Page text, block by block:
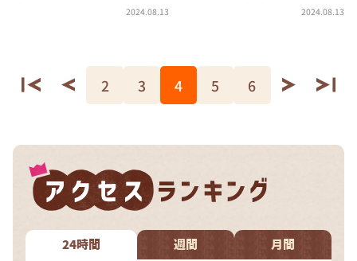
2024.08.13 2024.08.13
2 3 4 5 6
24時間 週間 月間